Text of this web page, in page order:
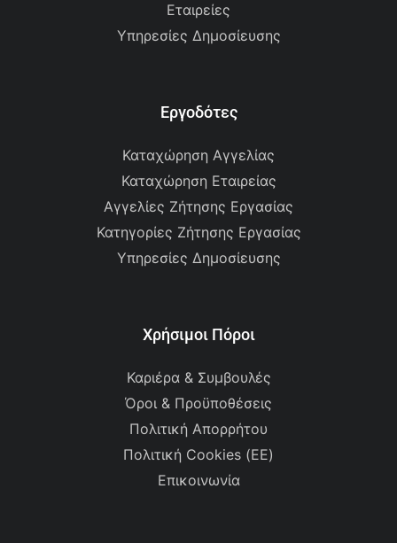
Εταιρείες
Υπηρεσίες Δημοσίευσης
Εργοδότες
Καταχώρηση Αγγελίας
Καταχώρηση Εταιρείας
Αγγελίες Ζήτησης Εργασίας
Κατηγορίες Ζήτησης Εργασίας
Υπηρεσίες Δημοσίευσης
Χρήσιμοι Πόροι
Καριέρα & Συμβουλές
Όροι & Προϋποθέσεις
Πολιτική Απορρήτου
Πολιτική Cookies (ΕΕ)
Επικοινωνία